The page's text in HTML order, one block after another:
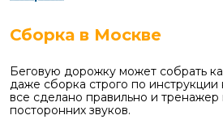
Сборка в Москве
Беговую дорожку может собрать
даже сборка строго по инструкции
все сделано правильно и тренажер
посторонних звуков.